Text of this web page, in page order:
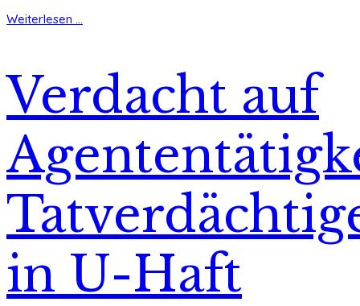
Weiterlesen ...
Verdacht auf
in U-Haft